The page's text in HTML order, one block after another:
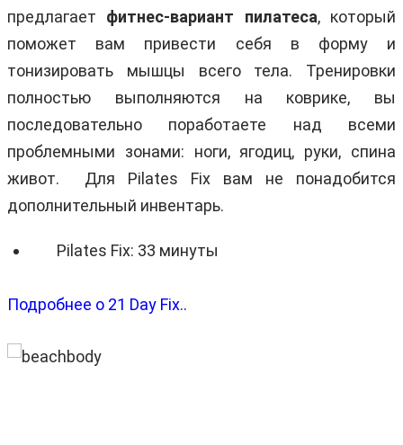
предлагает фитнес-вариант пилатеса, который
поможет вам привести себя в форму и
тонизировать мышцы всего тела. Тренировки
полностью выполняются на коврике, вы
последовательно поработаете над всеми
проблемными зонами: ноги, ягодиц, руки, спина
живот. Для Pilates Fix вам не понадобится
дополнительный инвентарь.
Pilates Fix: 33 минуты
Подробнее о 21 Day Fix..